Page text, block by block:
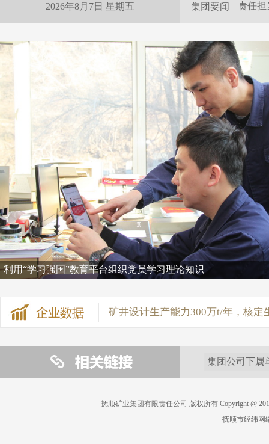
2026年8月7日 星期五 集团要闻
雨夜紧急保供 尽显抚矿责任担当
矿井设计生产能力300万t/年，核定
抚顺矿业集团有限责任公司 版权所有 Copyright @
抚顺市经纬网